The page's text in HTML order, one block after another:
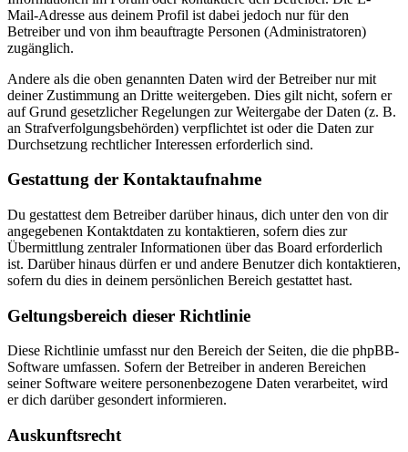
Mail-Adresse aus deinem Profil ist dabei jedoch nur für den
Betreiber und von ihm beauftragte Personen (Administratoren)
zugänglich.
Andere als die oben genannten Daten wird der Betreiber nur mit
deiner Zustimmung an Dritte weitergeben. Dies gilt nicht, sofern er
auf Grund gesetzlicher Regelungen zur Weitergabe der Daten (z. B.
an Strafverfolgungsbehörden) verpflichtet ist oder die Daten zur
Durchsetzung rechtlicher Interessen erforderlich sind.
Gestattung der Kontaktaufnahme
Du gestattest dem Betreiber darüber hinaus, dich unter den von dir
angegebenen Kontaktdaten zu kontaktieren, sofern dies zur
Übermittlung zentraler Informationen über das Board erforderlich
ist. Darüber hinaus dürfen er und andere Benutzer dich kontaktieren,
sofern du dies in deinem persönlichen Bereich gestattet hast.
Geltungsbereich dieser Richtlinie
Diese Richtlinie umfasst nur den Bereich der Seiten, die die phpBB-
Software umfassen. Sofern der Betreiber in anderen Bereichen
seiner Software weitere personenbezogene Daten verarbeitet, wird
er dich darüber gesondert informieren.
Auskunftsrecht